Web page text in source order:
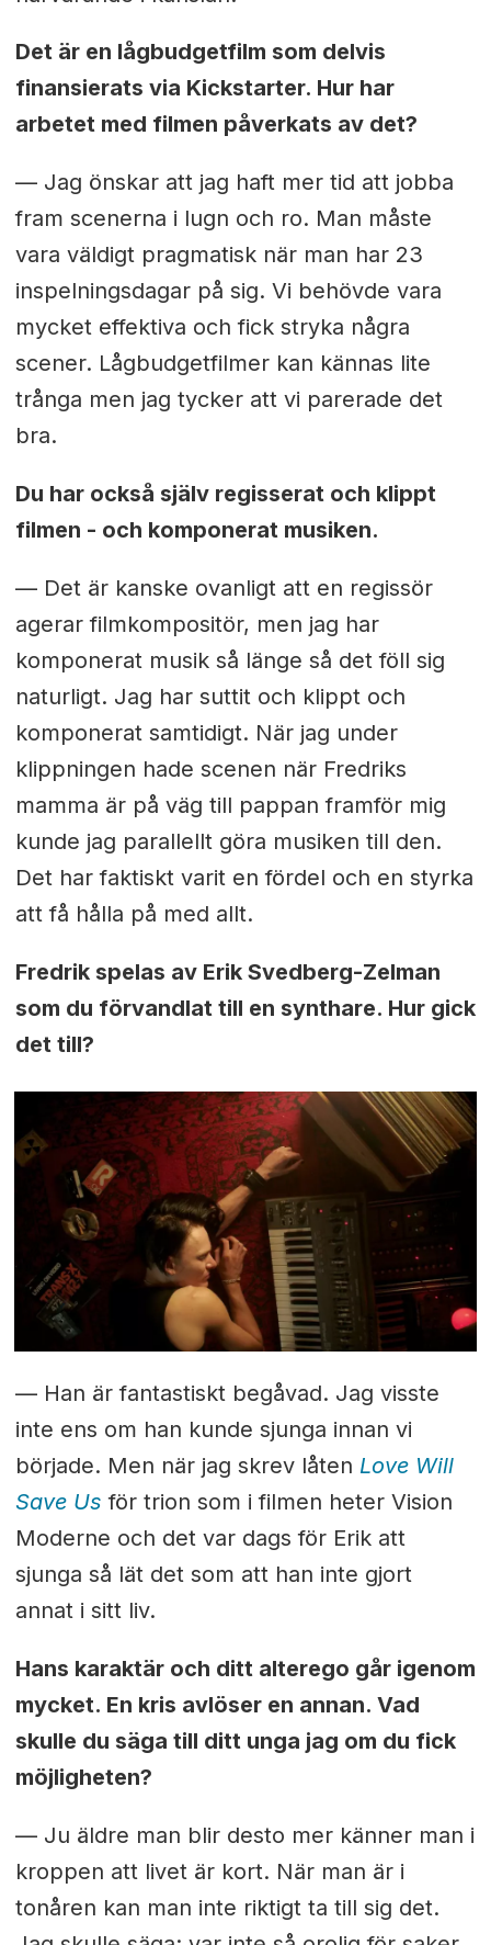
Det är en lågbudgetfilm som delvis
finansierats via Kickstarter. Hur har
arbetet med filmen påverkats av det?
— Jag önskar att jag haft mer tid att jobba
fram scenerna i lugn och ro. Man måste
vara väldigt pragmatisk när man har 23
inspelningsdagar på sig. Vi behövde vara
mycket effektiva och fick stryka några
scener. Lågbudgetfilmer kan kännas lite
trånga men jag tycker att vi parerade det
bra.
Du har också själv regisserat och klippt
filmen - och komponerat musiken.
— Det är kanske ovanligt att en regissör
agerar filmkompositör, men jag har
komponerat musik så länge så det föll sig
naturligt. Jag har suttit och klippt och
komponerat samtidigt. När jag under
klippningen hade scenen när Fredriks
mamma är på väg till pappan framför mig
kunde jag parallellt göra musiken till den.
Det har faktiskt varit en fördel och en styrka
att få hålla på med allt.
Fredrik spelas av Erik Svedberg-Zelman
som du förvandlat till en synthare. Hur gick
det till?
— Han är fantastiskt begåvad. Jag visste
inte ens om han kunde sjunga innan vi
började. Men när jag skrev låten Love Will
Save Us för trion som i filmen heter Vision
Moderne och det var dags för Erik att
sjunga så lät det som att han inte gjort
annat i sitt liv.
Hans karaktär och ditt alterego går igenom
mycket. En kris avlöser en annan. Vad
skulle du säga till ditt unga jag om du fick
möjligheten?
— Ju äldre man blir desto mer känner man i
kroppen att livet är kort. När man är i
tonåren kan man inte riktigt ta till sig det.